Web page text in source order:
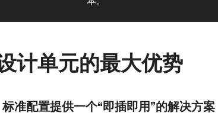
计单元的最大优势
标准配置提供一个“即插即用”的解决方案